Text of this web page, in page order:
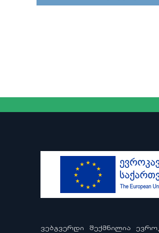
ᲕᲔᲑᲒᲕᲔᲠᲓᲘ ᲨᲔᲥᲛᲜᲘᲚᲘᲐ